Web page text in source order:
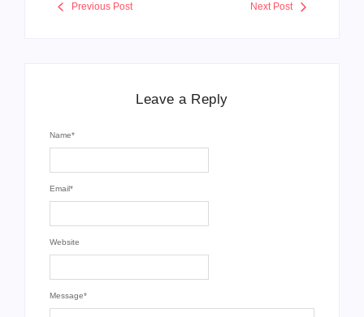
Previous Post Next Post
Leave a Reply
Message*
Name*
Email*
Website